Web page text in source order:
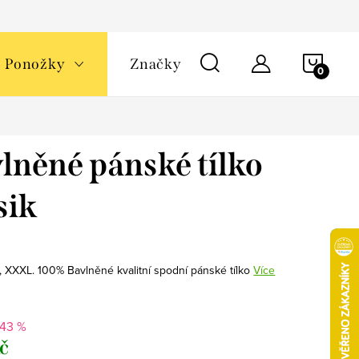
Ponožky Značky
pánské tílko
XXXL. 100% Bavlněné kvalitní spodní pánské tílkoVíce
%